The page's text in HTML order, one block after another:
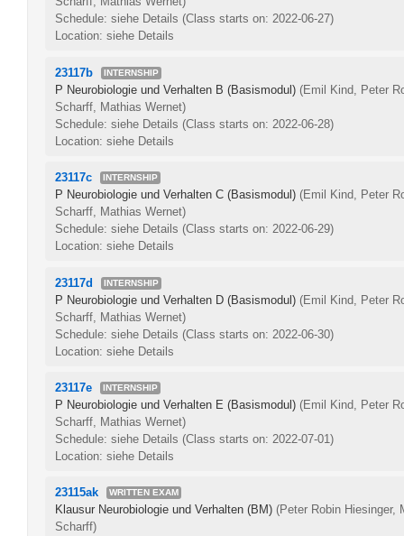
Schedule: siehe Details (Class starts on: 2022-06-27)
Location: siehe Details
23117b INTERNSHIP
P Neurobiologie und Verhalten B (Basismodul) (Emil Kind, Peter
Scharff, Mathias Wernet)
Schedule: siehe Details (Class starts on: 2022-06-28)
Location: siehe Details
23117c INTERNSHIP
P Neurobiologie und Verhalten C (Basismodul) (Emil Kind, Peter
Scharff, Mathias Wernet)
Schedule: siehe Details (Class starts on: 2022-06-29)
Location: siehe Details
23117d INTERNSHIP
P Neurobiologie und Verhalten D (Basismodul) (Emil Kind, Peter
Scharff, Mathias Wernet)
Schedule: siehe Details (Class starts on: 2022-06-30)
Location: siehe Details
23117e INTERNSHIP
P Neurobiologie und Verhalten E (Basismodul) (Emil Kind, Peter
Scharff, Mathias Wernet)
Schedule: siehe Details (Class starts on: 2022-07-01)
Location: siehe Details
23115ak WRITTEN EXAM
Klausur Neurobiologie und Verhalten (BM) (Peter Robin Hiesinger,
Scharff)